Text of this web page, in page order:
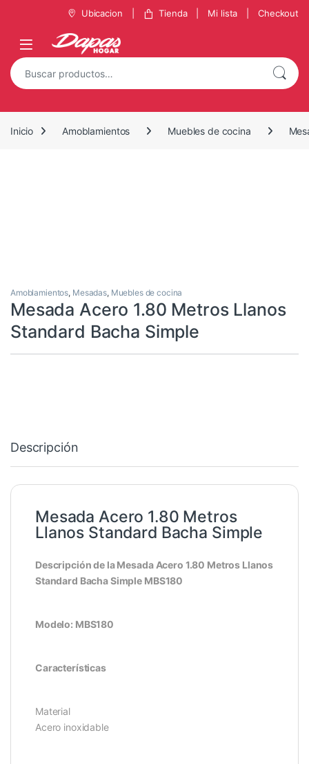
Saltar a la navegación
Saltar al contenido Ubicacion Tienda Mi lista Checkout
Buscar por:
Inicio Amoblamientos Muebles de cocina
Amoblamientos, Mesadas, Muebles de cocina
Mesada Acero 1.80 Metros Llanos
Standard Bacha Simple
Descripción
Mesada Acero 1.80 Metros
Llanos Standard Bacha Simple
Descripción de la Mesada Acero 1.80 Metros Llanos
Standard Bacha Simple MBS180
Modelo: MBS180
Características
Material
Acero inoxidable